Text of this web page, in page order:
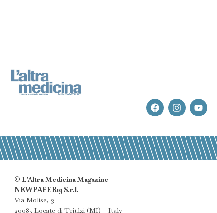
© L’Altra Medicina Magazine
NEWPAPER19 S.r.l.
Via Molise, 3
20085 Locate di Triulzi (MI) – Italy